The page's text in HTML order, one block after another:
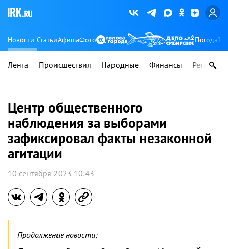
Новости СтатьиАфишаФото Погода
Лента Происшествия Народные Финансы Регионы
Центр общественного
наблюдения за выборами
зафиксировал факты незаконной
агитации
10 сентября 2023 10:43
Продолжение новости: